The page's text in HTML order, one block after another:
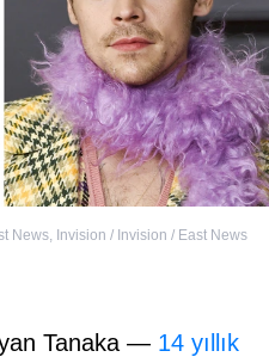
News Invision / Invision / East News
Tanaka — 14 yıllık